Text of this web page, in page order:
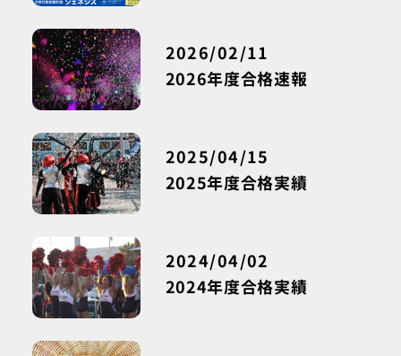
2026年度合格速報
2026/02/11
2025年度合格実績
2025/04/15
2024年度合格実績
2024/04/02